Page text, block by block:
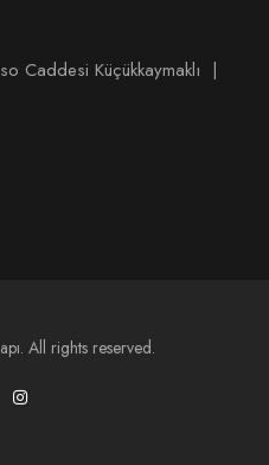
Caddesi Küçükkaymaklı |
All rights reserved.